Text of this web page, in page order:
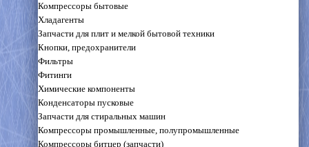
Компрессоры бытовые
Хладагенты
Запчасти для плит и мелкой бытовой техники
Кнопки, предохранители
Фильтры
Фитинги
Химические компоненты
Конденсаторы пусковые
Запчасти для стиральных машин
Компрессоры промышленные, полупромышленные
Компрессоры битцер (запчасти)